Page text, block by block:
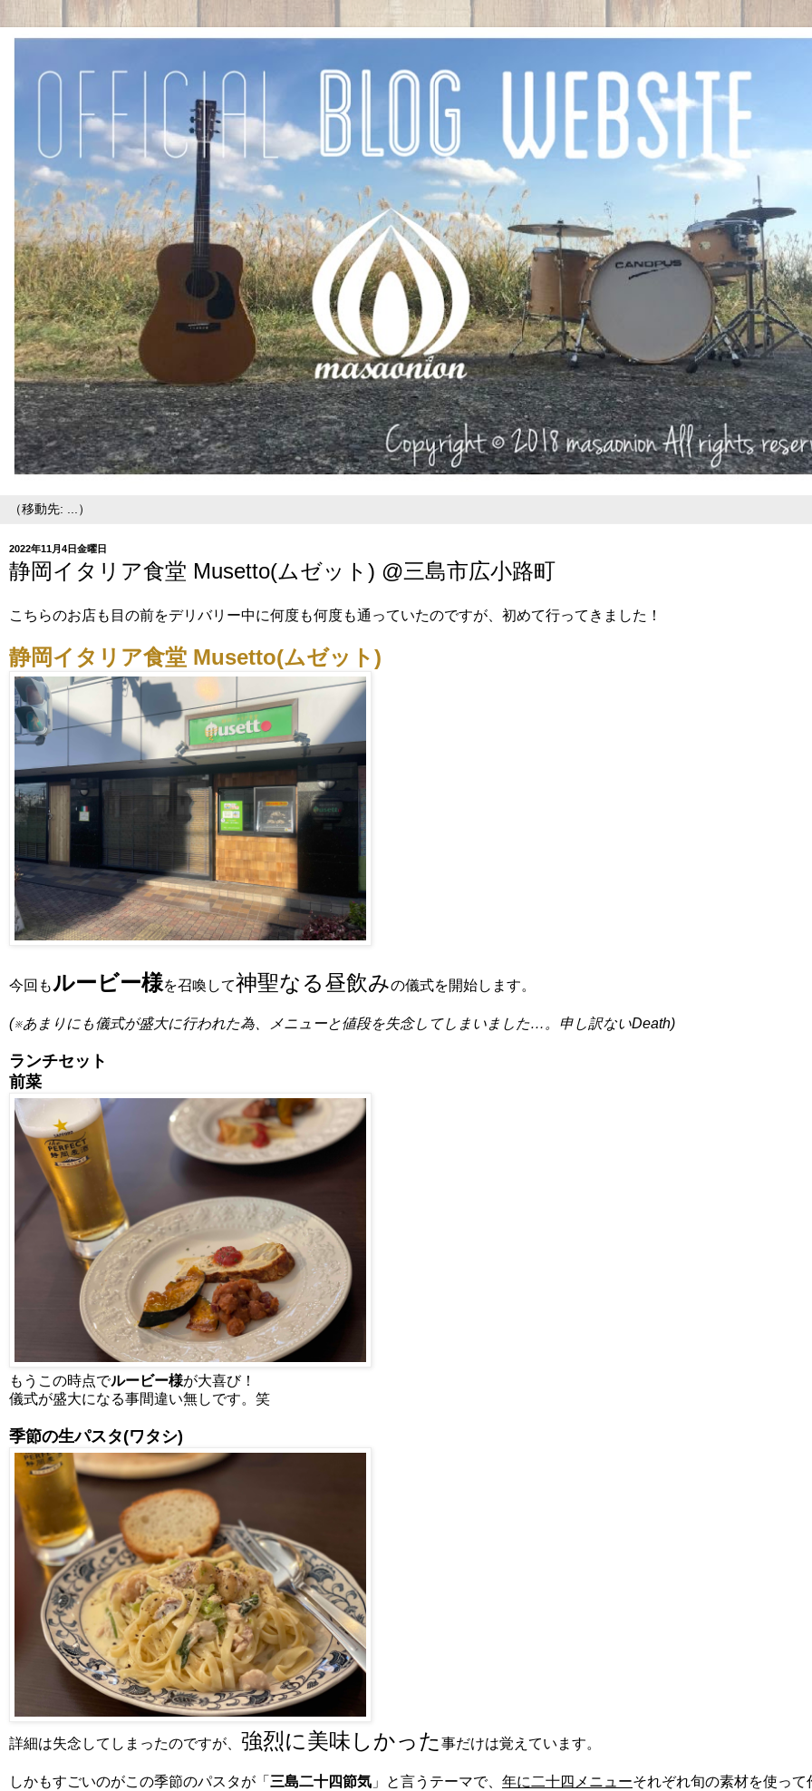
2022年11月4日金曜日
静岡イタリア食堂 Musetto(ムゼット) @三島市広小路町
こちらのお店も目の前をデリバリー中に何度も何度も通っていたのですが、初めて行ってきました！
静岡イタリア食堂 Musetto(ムゼット)
今回もルービー様を召喚して神聖なる昼飲みの儀式を開始します。
(※あまりにも儀式が盛大に行われた為、メニューと値段を失念してしまいました…。申し訳ないDeath)
ランチセット
前菜
もうこの時点でルービー様が大喜び！
儀式が盛大になる事間違い無しです。笑
季節の生パスタ(ワタシ)
詳細は失念してしまったのですが、 強烈に美味しかった 事だけは覚えています。
しかもすごいのがこの季節のパスタが「 三島二十四節気 」と言うテーマで、 年に二十四メニューそれぞれ旬の素材を使って